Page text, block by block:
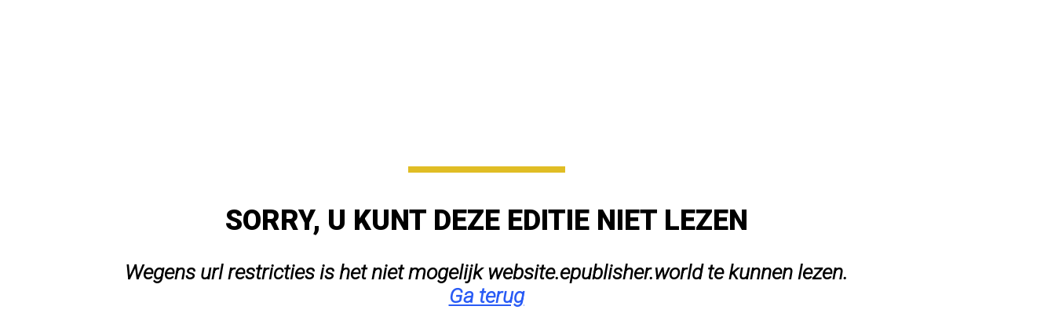
SORRY, U KUNT DEZE EDITIE NIET LEZEN
Wegens url restricties is het niet mogelijk website.epublisher.world te kunnen lezen.
Ga terug